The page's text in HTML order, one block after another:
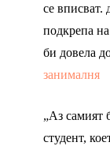
се вписват.
подкрепа
би довела
занималня
„Аз самият
студент,